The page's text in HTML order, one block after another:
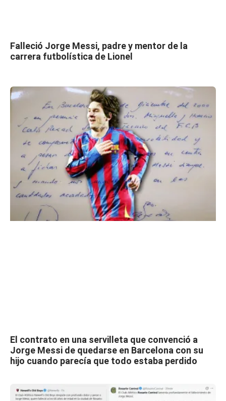
Falleció Jorge Messi, padre y mentor de la
carrera futbolística de Lionel
El contrato en una servilleta que convenció a
Jorge Messi de quedarse en Barcelona con su
hijo cuando parecía que todo estaba perdido